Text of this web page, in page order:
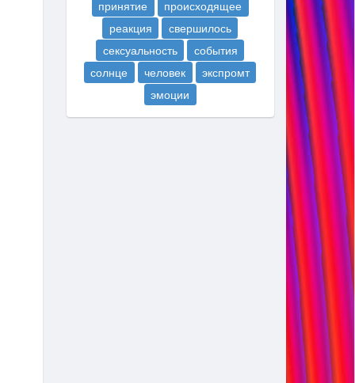
принятие
происходящее
реакция
свершилось
сексуальность
события
солнце
человек
экспромт
эмоции